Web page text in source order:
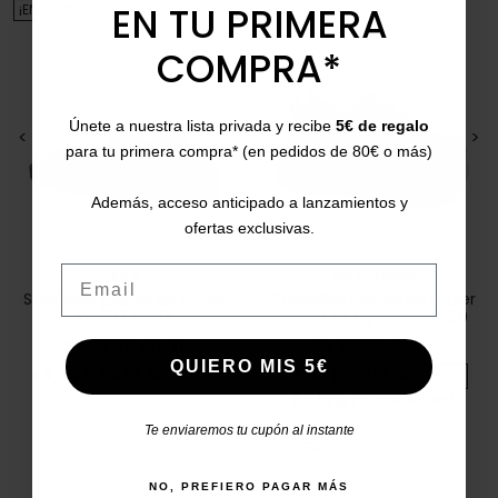
< >
Sandalias planas de mujer
WF3374-617
37 38
Precio
42,00 € Precio base-30%
¡EN OFERTA!
< >
Zapatillas casual de mujer
Skech Air Dynamight 2.0
39 41
Precio
45,00 € Precio base-36%
3.8/5star(4 opiniones)
EN TU PRIMERA
COMPRA*
Únete a nuestra lista privada y recibe 5€ de regalo
para tu primera compra* (en pedidos de 80€ o más)
Además, acceso anticipado a lanzamientos y
ofertas exclusivas.
QUIERO MIS 5€
Te enviaremos tu cupón al instante
NO, PREFIERO PAGAR MÁS